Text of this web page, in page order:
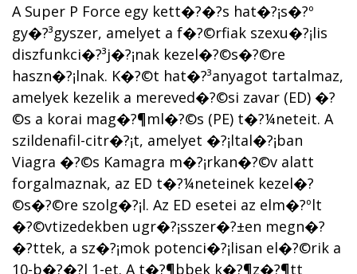
A Super P Force egy kett�?�?s hat�?¡s�?º
gy�?³gyszer, amelyet a f�?©rfiak szexu�?¡lis
diszfunkci�?³j�?¡nak kezel�?©s�?©re
haszn�?¡lnak. K�?©t hat�?³anyagot tartalmaz,
amelyek kezelik a mereved�?©si zavar (ED) �?
©s a korai mag�?¶ml�?©s (PE) t�?¼neteit. A
szildenafil-citr�?¡t, amelyet �?¡ltal�?¡ban
Viagra �?©s Kamagra m�?¡rkan�?©v alatt
forgalmaznak, az ED t�?¼neteinek kezel�?
©s�?©re szolg�?¡l. Az ED esetei az elm�?ºlt
�?©vtizedekben ugr�?¡sszer�?±en megn�?
�?ttek, a sz�?¡mok potenci�?¡lisan el�?©rik a
10-b�?�?l 1-et. A t�?¶bbek k�?¶z�?¶tt